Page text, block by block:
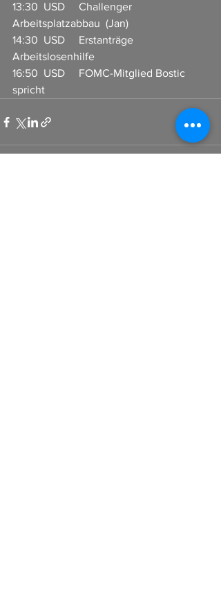
13:30  USD     Challenger
Arbeitsplatzabbau  (Jan)
14:30  USD     Erstanträge
Arbeitslosenhilfe
16:50  USD     FOMC-Mitglied Bostic
spricht